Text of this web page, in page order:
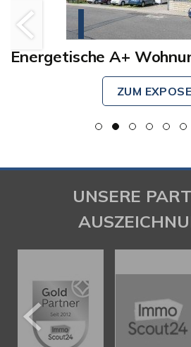
Energetische A+
ZUM EXPOSE
UNSERE